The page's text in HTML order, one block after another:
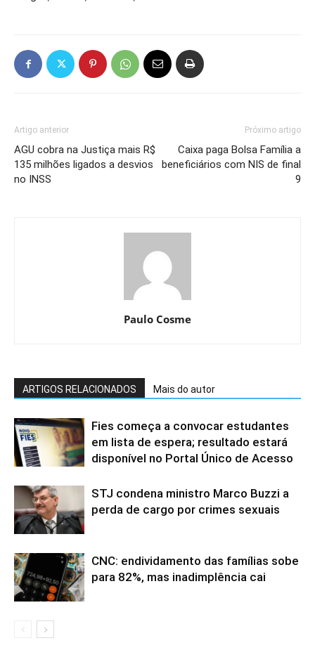
Artigo anterior
AGU cobra na Justiça mais R$
135 milhões ligados a desvios
no INSS
Próximo artigo
Caixa paga Bolsa Família a
beneficiários com NIS de final
9
Paulo Cosme
ARTIGOS RELACIONADOS Mais do autor
Fies começa a convocar estudantes
em lista de espera; resultado estará
disponível no Portal Único de Acesso
STJ condena ministro Marco Buzzi a
perda de cargo por crimes sexuais
CNC: endividamento das famílias sobe
para 82%, mas inadimplência cai